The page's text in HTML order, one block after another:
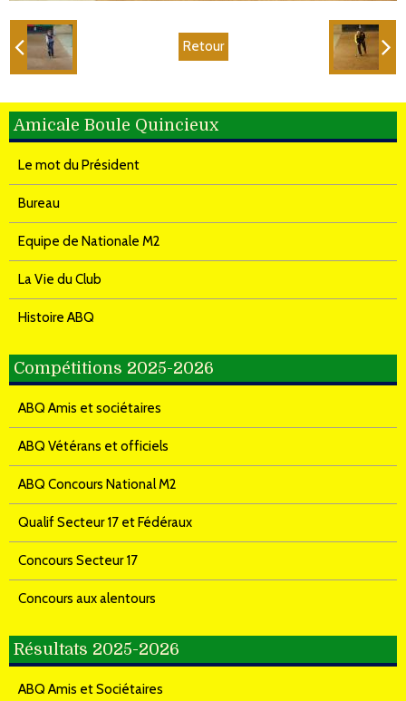
Retour
Amicale Boule Quincieux
Le mot du Président
Bureau
Equipe de Nationale M2
La Vie du Club
Histoire ABQ
Compétitions 2025-2026
ABQ Amis et sociétaires
ABQ Vétérans et officiels
ABQ Concours National M2
Qualif Secteur 17 et Fédéraux
Concours Secteur 17
Concours aux alentours
Résultats 2025-2026
ABQ Amis et Sociétaires